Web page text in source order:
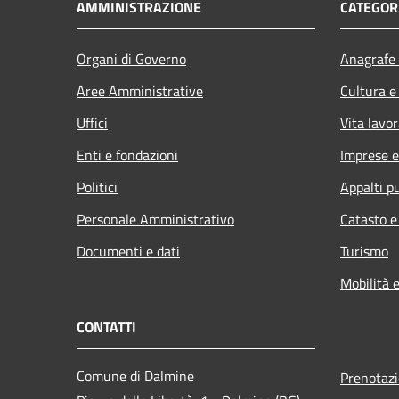
AMMINISTRAZIONE
Organi di Governo
Aree Amministrative
Uffici
Enti e fondazioni
Politici
Personale Amministrativo
Documenti e dati
Cultura
Vita
Imprese
Appalti
Catasto
Turismo
Mobilità
CONTATTI
Comune di Dalmine